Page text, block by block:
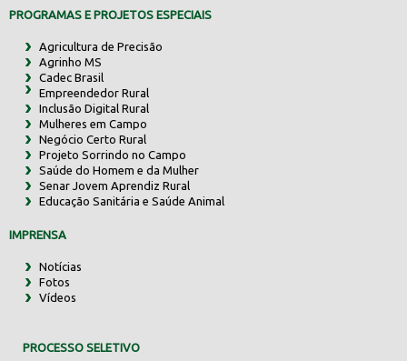
PROGRAMAS E PROJETOS ESPECIAIS
Agricultura de Precisão
Agrinho MS
Cadec Brasil
Empreendedor Rural
Inclusão Digital Rural
Mulheres em Campo
Negócio Certo Rural
Projeto Sorrindo no Campo
Saúde do Homem e da Mulher
Senar Jovem Aprendiz Rural
Educação Sanitária e Saúde Animal
IMPRENSA
Notícias
Fotos
Vídeos
PROCESSO SELETIVO